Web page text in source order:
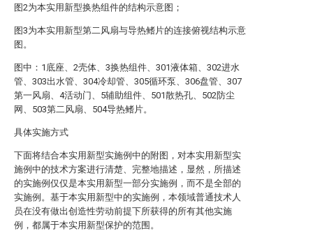
图2为本实用新型换热组件的结构示意图；
图3为本实用新型第二风扇与导热鳍片的连接俯视结构示意
图。
图中：1底座、2壳体、3换热组件、301液体箱、302进水
管、303出水管、304冷却管、305循环泵、306盘管、307
第一风扇、4活动门、5辅助组件、501散热孔、502防尘
网、503第二风扇、504导热鳍片。
具体实施方式
下面将结合本实用新型实施例中的附图，对本实用新型实
施例中的技术方案进行清楚、完整地描述，显然，所描述
的实施例仅仅是本实用新型一部分实施例，而不是全部的
实施例。基于本实用新型中的实施例，本领域普通技术人
员在没有做出创造性劳动前提下所获得的所有其他实施
例，都属于本实用新型保护的范围。